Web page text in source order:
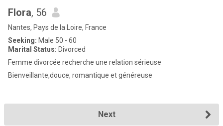
Flora, 56
Nantes, Pays de la Loire, France
Seeking: Male 50 - 60
Marital Status: Divorced
Femme divorcée recherche une relation sérieuse
Bienveillante,douce, romantique et généreuse
Next